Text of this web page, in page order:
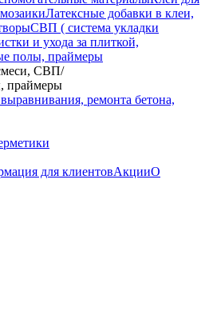
Латексные добавки в клеи,
СВП ( система укладки
и ухода за плиткой,
полы, праймеры
СВП/
праймеры
ремонта бетона,
для клиентовАкцииО